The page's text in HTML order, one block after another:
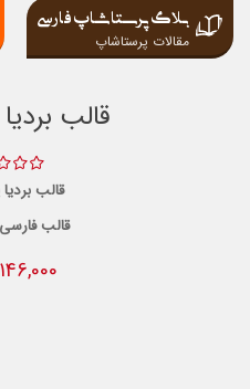
بلاگ پرستاشاپ فارسی
مقالات پرستاشاپ
قالب
قالب
قالب
146,000 تومان